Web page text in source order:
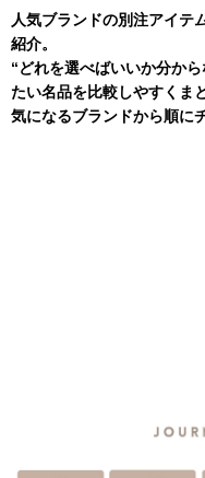
人気ブランドの別注アイテ
紹介。
“どれを選べばいいか分か
たい名品を比較しやすくま
気になるブランドから順に